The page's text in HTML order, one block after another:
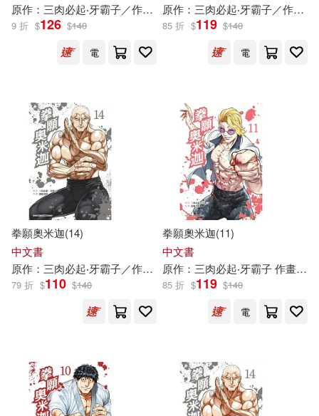
三肉必起．牙霸子(34)
三肉必起(16) 牙霸子(16)
原作：三肉必起‧牙霸子／作畫：達
露沒恩(5)
三肉必起．牙霸子/原作(2)
原作：三肉必起‧牙霸子 作畫：達露
達露沒恩/作畫(2)
青文(82)
原作： 三肉必起‧牙霸子／作畫： 達露 沒恩 yoshiki
9 折 $126 $140
電
原作： 三肉必起‧牙霸子／作畫：
85 折 $119 $140
電
拳願奧米迦(14)
中文書
原作： 三肉必起‧牙霸子／作畫： 達露 沒恩 yoshiki
79 折 $110 $140
拳願奧米迦(11)
中文書
原作： 三肉必起‧牙霸子作畫：
85 折 $119 $140
電